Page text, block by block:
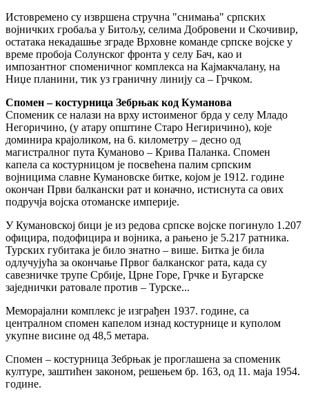
Истовремено су извршена стручна "снимања" српских
војничких гробаља у Битољу, селима Добровени и Скочивир,
остатака некадашње зграде Врховне команде српске војске у
време пробоја Солунског фронта у селу Бач, као и
импозантног споменичног комплекса на Кајмакчалану, на
Ниџе планини, тик уз граничну линију са – Грчком.
Спомен – костурница Зебрњак код Куманова
Споменик се налази на врху истоименог брда у селу Младо
Негоричино, (у атару општине Старо Негиричино), које
доминира крајоликом, на 6. километру – десно од
магистралног пута Куманово – Крива Паланка. Спомен
капела са костурницом је посвећена палим српским
војницима славне Кумановске битке, којом је 1912. године
окончан Први балкански рат и коначно, истиснута са ових
подручја војска отоманске империје.
У Кумановској бици је из редова српске војске погинуло 1.207
официра, подофицира и војника, а рањено је 5.217 ратника.
Турских губитака је било знатно – више. Битка је била
одлучујућа за окончање Првог балканског рата, када су
савезничке трупе Србије, Црне Горе, Грчке и Бугарске
заједнички ратовале против – Турске...
Меморајални комплекс је изграђен 1937. године, са
централном спомен капелом изнад костурнице и куполом
укупне висине од 48,5 метара.
Спомен – костурница Зебрњак је проглашена за споменик
културе, заштићен законом, решењем бр. 163, од 11. маја 1954.
године.